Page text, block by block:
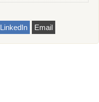
LinkedIn Email